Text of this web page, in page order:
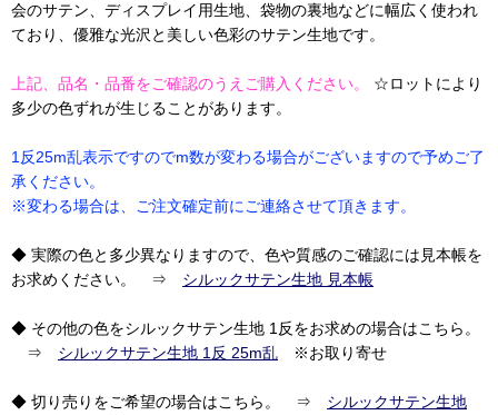
会のサテン、ディスプレイ用生地、袋物の裏地などに幅広く使われ
ており、優雅な光沢と美しい色彩のサテン生地です。
上記、品名・品番をご確認のうえご購入ください。
☆ロットにより
多少の色ずれが生じることがあります。
1反25m乱表示ですのでm数が変わる場合がございますので予めご了
承ください。
※変わる場合は、ご注文確定前にご連絡させて頂きます。
◆ 実際の色と多少異なりますので、色や質感のご確認には見本帳を
お求めください。 ⇒ シルックサテン生地 見本帳
◆ その他の色をシルックサテン生地 1反をお求めの場合はこちら。
⇒ シルックサテン生地 1反 25m乱 ※お取り寄せ
◆ 切り売りをご希望の場合はこちら。 ⇒ シルックサテン生地